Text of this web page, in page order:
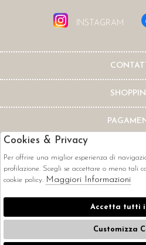
INSTAGRAM
CORRIERI
Cookies & Privacy
Per offrire una miglior esperienza di
profilazione. Scegli se accettare o meno tali
cookie policy. Maggiori Informazioni
Accetta tutti i
Customizza